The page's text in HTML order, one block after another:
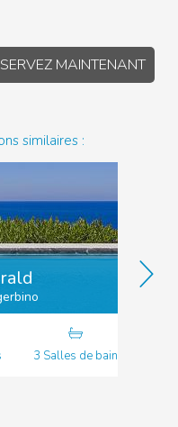
MAINTENANT
similaires :
3 Salles de bain